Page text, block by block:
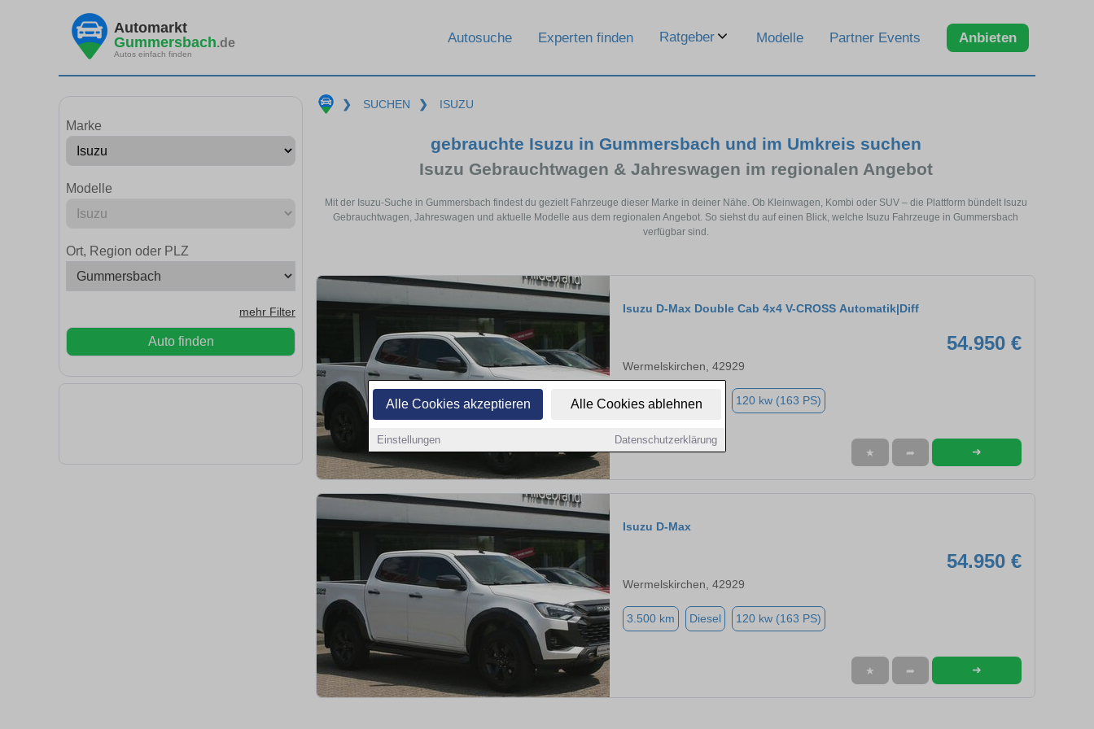
Alle Cookies akzeptieren Alle Cookies ablehnen
Einstellungen Datenschutzerklärung
Automarkt
Gummersbach.de
Autos einfach finden
Autosuche Experten finden Ratgeber Modelle Partner Events Anbieten
Marke
Modelle
Ort, Region oder PLZ
mehr Filter
Auto finden
❯ SUCHEN ❯ ISUZU
gebrauchte Isuzu in Gummersbach und im Umkreis suchen
Isuzu Gebrauchtwagen & Jahreswagen im regionalen Angebot
Mit der Isuzu-Suche in Gummersbach findest du gezielt Fahrzeuge dieser Marke in deiner Nähe. Ob Kleinwagen, Kombi oder SUV – die Plattform bündelt Isuzu
Gebrauchtwagen, Jahreswagen und aktuelle Modelle aus dem regionalen Angebot. So siehst du auf einen Blick, welche Isuzu Fahrzeuge in Gummersbach
verfügbar sind.
Isuzu D-Max Double Cab 4x4 V-CROSS Automatik|Diff
54.950 €
Wermelskirchen, 42929
3.500 km Diesel 120 kw (163 PS)
★ ➦ ➜
Isuzu D-Max
54.950 €
Wermelskirchen, 42929
3.500 km Diesel 120 kw (163 PS)
★ ➦ ➜